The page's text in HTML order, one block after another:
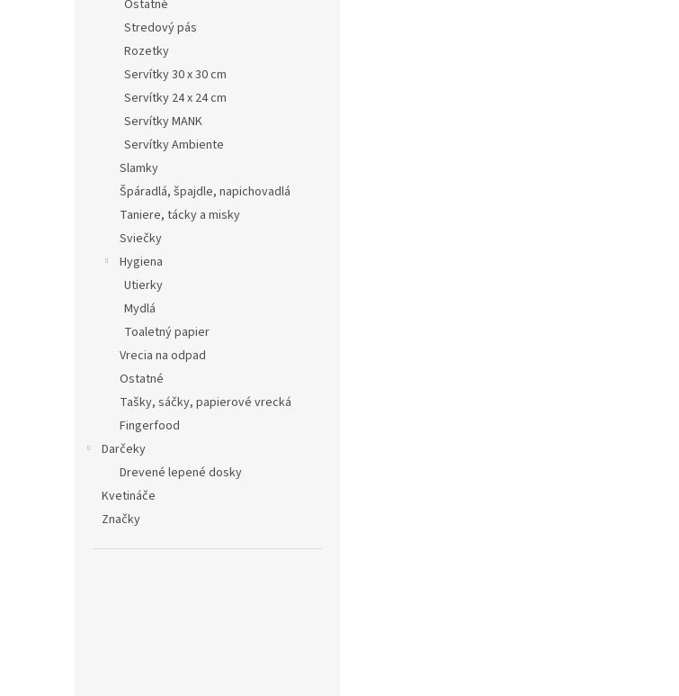
Ostatné
Stredový pás
Rozetky
Servítky 30 x 30 cm
Servítky 24 x 24 cm
Servítky MANK
Servítky Ambiente
Slamky
Špáradlá, špajdle, napichovadlá
Taniere, tácky a misky
Sviečky
Hygiena
Utierky
Mydlá
Toaletný papier
Vrecia na odpad
Ostatné
Tašky, sáčky, papierové vrecká
Fingerfood
Darčeky
Drevené lepené dosky
Kvetináče
Značky